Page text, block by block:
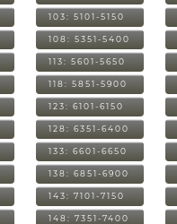
103: 5101-5150
108: 5351-5400
113: 5601-5650
118: 5851-5900
123: 6101-6150
128: 6351-6400
133: 6601-6650
138: 6851-6900
143: 7101-7150
148: 7351-7400